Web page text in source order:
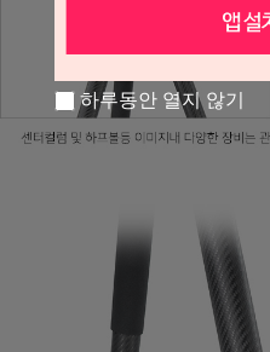
하루동안 열지 않기